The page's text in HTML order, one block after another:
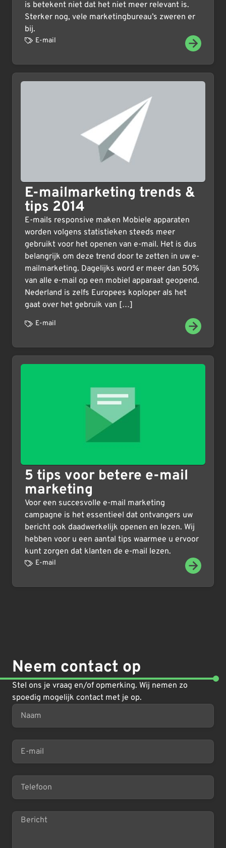
is betekent niet dat het niet meer relevant is.
Sterker nog, vele marketingbureau’s zweren er
bij.
E-mail
E-mailmarketing trends &
tips 2014
E-mails responsive maken Mobiele apparaten
worden volgens statistieken steeds meer
gebruikt voor het openen van e-mail. Het is dus
belangrijk om deze trend door te zetten in uw e-
mailmarketing. Dagelijks word er meer dan 50%
van alle e-mail op een mobiel apparaat geopend.
Nederland is zelfs Europees koploper als het
gaat over het gebruik van […]
E-mail
5 tips voor betere e-mail
marketing
Voor een succesvolle e-mail marketing
campagne is het essentieel dat ontvangers uw
bericht ook daadwerkelijk openen en lezen. Wij
hebben voor u een aantal tips waarmee u ervoor
kunt zorgen dat klanten de e-mail lezen.
E-mail
Neem contact op
Stel ons je vraag en/of opmerking. Wij nemen zo
spoedig mogelijk contact met je op.